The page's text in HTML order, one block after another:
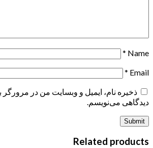
Name
*
Email
*
ذخیره نام، ایمیل و وبسایت من در مرورگر
دیدگاهی می‌نویسم.
Related products